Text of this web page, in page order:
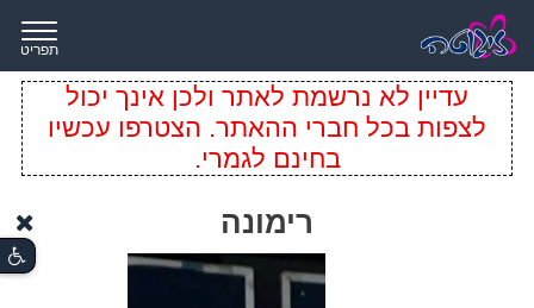
תפריט
עדיין לא נרשמת לאתר ולכן אינך יכול
לצפות בכל חברי ההאתר. הצטרפו עכשיו
בחינם לגמרי.
רימונה